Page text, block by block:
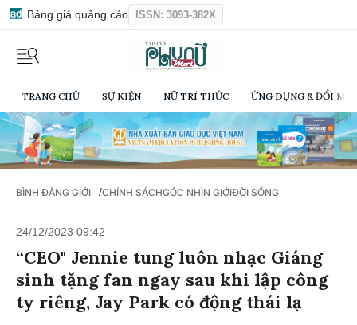
Bảng giá quảng cáo ISSN: 3093-382X
TRANG CHỦ SỰ KIỆN NỮ TRÍ THỨC ỨNG DỤNG & ĐỔI
BÌNH ĐẲNG GIỚI /CHÍNH SÁCHGÓC NHÌN GIỚIĐỜI SỐNG
24/12/2023 09:42
“CEO" Jennie tung luôn nhạc Giáng
sinh tặng fan ngay sau khi lập công
ty riêng, Jay Park có động thái lạ